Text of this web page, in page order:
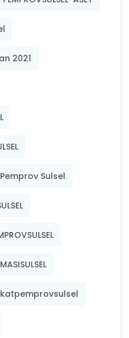
2021
Pemprov Sulsel